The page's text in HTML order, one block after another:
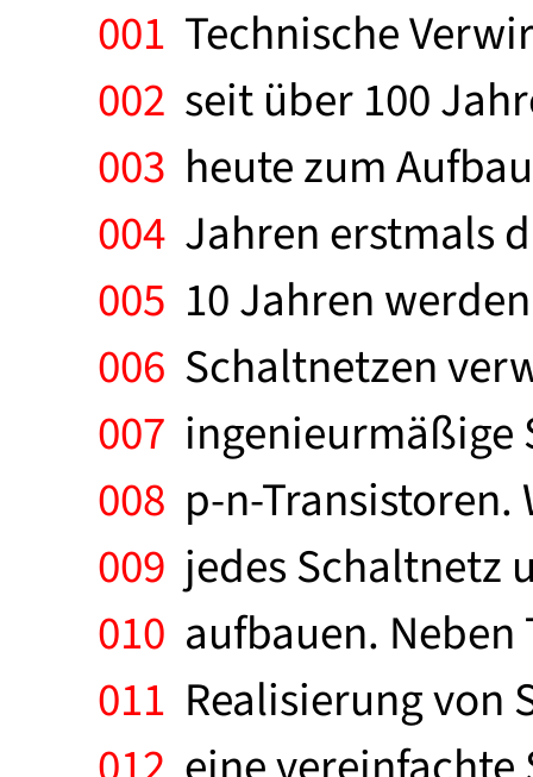
001 Technische
002 seit über 100
003 heute zum
004 Jahren erstmals
005 10 Jahren
006 Schaltnetzen
007 ingenieurmäßige
008 p-n-
009 jedes Schaltnetz
010 aufbauen.
011 Realisierung von